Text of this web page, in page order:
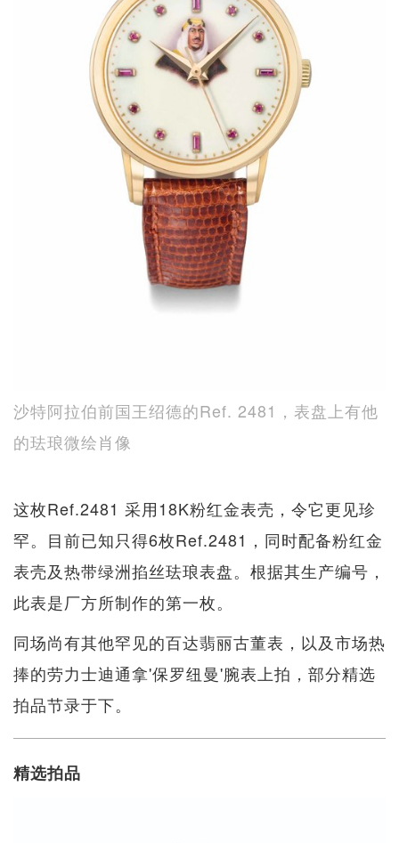
沙特阿拉伯前国王绍德的Ref. 2481，表盘上有他
的珐琅微绘肖像
这枚Ref.2481 采用18K粉红金表壳，令它更见珍
罕。目前已知只得6枚Ref.2481，同时配备粉红金
表壳及热带绿洲掐丝珐琅表盘。根据其生产编号，
此表是厂方所制作的第一枚。
同场尚有其他罕见的百达翡丽古董表，以及市场热
捧的劳力士迪通拿'保罗纽曼'腕表上拍，部分精选
拍品节录于下。
精选拍品